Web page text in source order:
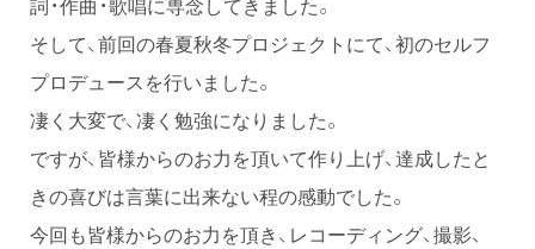
そして、前回の春夏秋冬プロジェクトにて、初のセルフ
プロデュースを行いました。
凄く大変で、凄く勉強になりました。
ですが、皆様からのお力を頂いて作り上げ、達成したと
きの喜びは言葉に出来ない程の感動でした。
今回も皆様からのお力を頂き、レコーディング、撮影、